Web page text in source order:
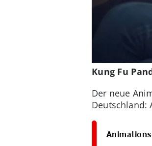
Kung Fu
Der neue
Deutschland: